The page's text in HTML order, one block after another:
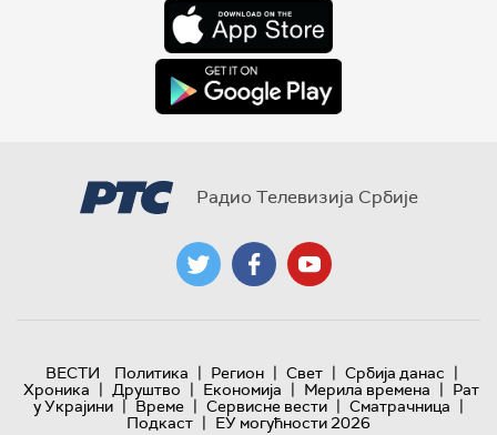
Радио Телевизија Србије
ВЕСТИ Политика | Регион | Свет | Србија данас |
Хроника | Друштво | Економија | Мерила времена | Рат
у Украјини | Време | Сервисне вести | Сматрачница |
Подкаст | ЕУ могућности 2026